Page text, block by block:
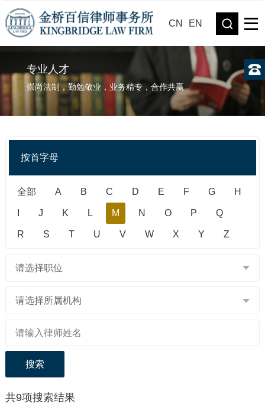
CN EN
专业人才
崇尚法制，勤勉敬业，业务精专，合作共赢
按首字母
全部 A B C D E F G H
J K L M N O P Q
R S T U V W X Y Z
请选择职位
请选择所属机构
搜索
共9项搜索结果